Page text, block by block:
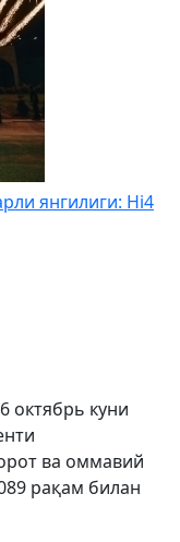
янгилиги: Hi4
октябрь куни
ва оммавий
рақам билан